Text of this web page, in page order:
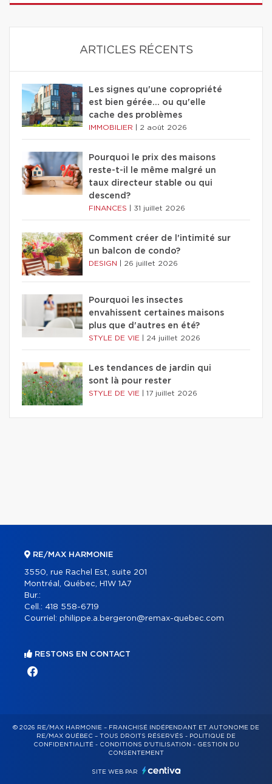
ARTICLES RÉCENTS
Les signes qu'une copropriété
est bien gérée… ou qu'elle
cache des problèmes
IMMOBILIER 2 août 2026
Pourquoi le prix des maisons
reste-t-il le même malgré un
taux directeur stable ou qui
descend?
FINANCES 31 juillet 2026
Comment créer de l'intimité sur
un balcon de condo?
DESIGN 26 juillet 2026
Pourquoi les insectes
envahissent certaines maisons
plus que d'autres en été?
STYLE DE VIE 24 juillet 2026
Les tendances de jardin qui
sont là pour rester
STYLE DE VIE 17 juillet 2026
RE/MAX HARMONIE
3550, rue Rachel Est, suite 201
Montréal, Québec, H1W 1A7
Bur.:
Cell.: 418 558-6719
Courriel: philippe.a.bergeron@remax-quebec.com
RESTONS EN CONTACT
© 2026 RE/MAX HARMONIE – FRANCHISÉ INDÉPENDANT ET AUTONOME DE
RE/MAX QUÉBEC – TOUS DROITS RÉSERVÉS - POLITIQUE DE
CONFIDENTIALITÉ- CONDITIONS D'UTILISATION - GESTION DU
CONSENTEMENT
SITE WEB PAR